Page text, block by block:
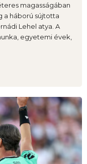
magasságában
a háború sújtotta
Lehel atya. A
egyetemi évek,